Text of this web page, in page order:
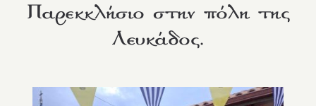
Παρεκκλήσιο στην πόλη της
Λευκάδος.